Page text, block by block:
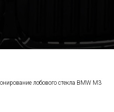
лобового стекла BMW М3